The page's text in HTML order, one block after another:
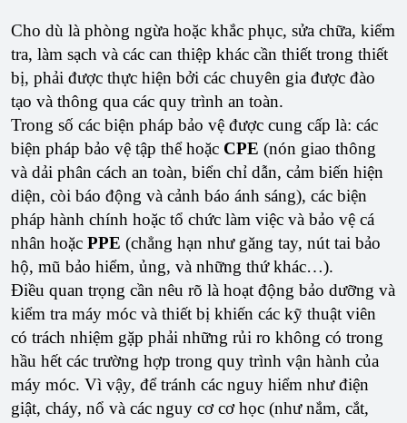
Cho dù là phòng ngừa hoặc khắc phục, sửa chữa, kiểm
tra, làm sạch và các can thiệp khác cần thiết trong thiết
bị, phải được thực hiện bởi các chuyên gia được đào
tạo và thông qua các quy trình an toàn.
Trong số các biện pháp bảo vệ được cung cấp là: các
biện pháp bảo vệ tập thể hoặc CPE (nón giao thông
và dải phân cách an toàn, biển chỉ dẫn, cảm biến hiện
diện, còi báo động và cảnh báo ánh sáng), các biện
pháp hành chính hoặc tổ chức làm việc và bảo vệ cá
nhân hoặc PPE (chẳng hạn như găng tay, nút tai bảo
hộ, mũ bảo hiểm, ủng, và những thứ khác…).
Điều quan trọng cần nêu rõ là hoạt động bảo dưỡng và
kiểm tra máy móc và thiết bị khiến các kỹ thuật viên
có trách nhiệm gặp phải những rủi ro không có trong
hầu hết các trường hợp trong quy trình vận hành của
máy móc. Vì vậy, để tránh các nguy hiểm như điện
giật, cháy, nổ và các nguy cơ cơ học (như nắm, cắt,